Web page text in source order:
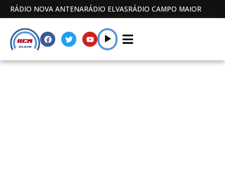
RÁDIO NOVA ANTENARÁDIO ELVASRÁDIO CAMPO MAIOR